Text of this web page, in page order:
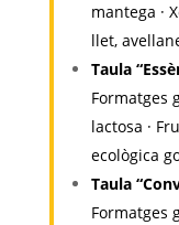
mantega ·
llet,
Taula
Formatges
lactosa ·
ecològica
Taula
Formatges